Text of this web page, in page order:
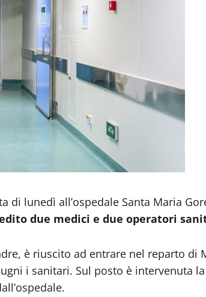
lunedì all’ospedale Santa Maria
due medici e due operatori
è riuscito ad entrare nel reparto di
i sanitari. Sul posto è intervenuta